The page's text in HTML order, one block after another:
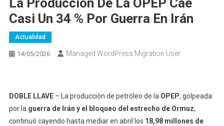
La Producción De La OPEP Cae
Casi Un 34 % Por Guerra En Irán
Actualidad
14/05/2026 Managed WordPress Migration User
DOBLE LLAVE– La producción de petróleo de la OPEP, golpeada
por la guerra de Irán y el bloqueo del estrecho de Ormuz,
continuó cayendo hasta mediar en abril los 18,98 millones de